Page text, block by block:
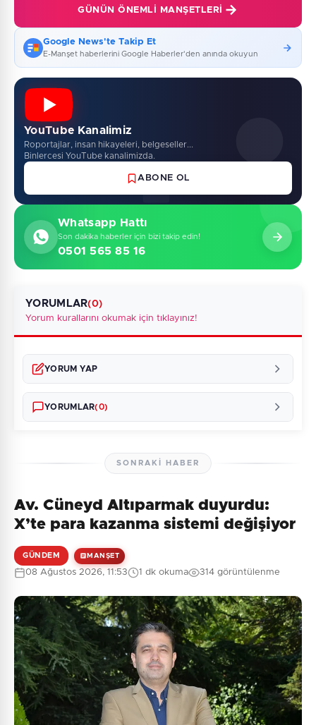
GÜNÜN ÖNEMLI MANŞETLERI
Google News'te Takip Et
E-Manşet haberlerini Google Haberler'den anında okuyun
YouTube Kanalimiz
Roportajlar, insan hikayeleri, belgeseller...
Binlercesi YouTube kanalimizda.
ABONE OL
Whatsapp Hattı
Son dakika haberler için bizi takip edin!
0501 565 85 16
YORUMLAR(0)
Yorum kurallarını okumak için tıklayınız!
YORUM YAP
Güvenlik Sorusu:
7 + 5 = ?
Gönder
YORUMLAR(0)
Henüz yorum yapılmamış. İlk yorumu siz yapın!
SONRAKI HABER
Av. Cüneyd Altıparmak duyurdu:
X’te para kazanma sistemi değişiyor
GÜNDEM MANŞET
08 Ağustos 2026, 11:53 1 dk okuma 314 görüntülenme